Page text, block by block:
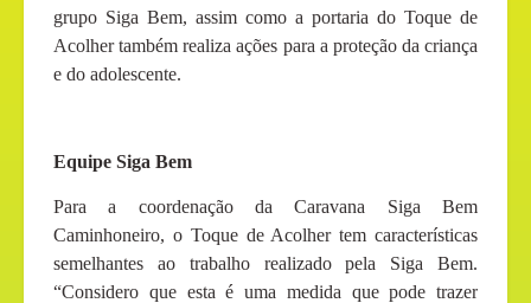
grupo Siga Bem, assim como a portaria do Toque de
Acolher também realiza ações para a proteção da criança
e do adolescente.
Equipe Siga Bem
Para a coordenação da Caravana Siga Bem
Caminhoneiro, o Toque de Acolher tem características
semelhantes ao trabalho realizado pela Siga Bem.
“Considero que esta é uma medida que pode trazer